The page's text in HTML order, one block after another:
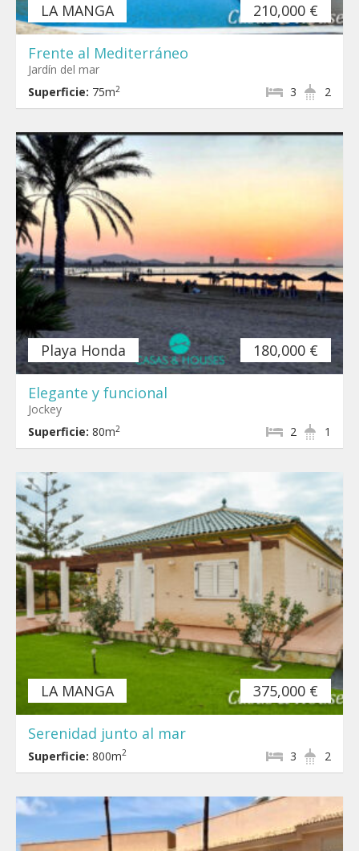
LA MANGA 210,000 €
Frente al Mediterráneo
Jardín del mar
Superficie: 75m2 2
3
Playa Honda 180,000 €
Elegante y funcional
Jockey
Superficie: 80m2 1
2
LA MANGA 375,000 €
Serenidad junto al mar
Superficie: 800m2 2
3